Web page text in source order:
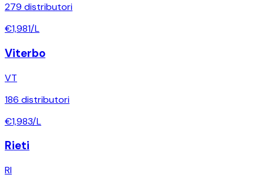
279 distributori
€1,981/L
Viterbo
VT
186 distributori
€1,983/L
Rieti
RI